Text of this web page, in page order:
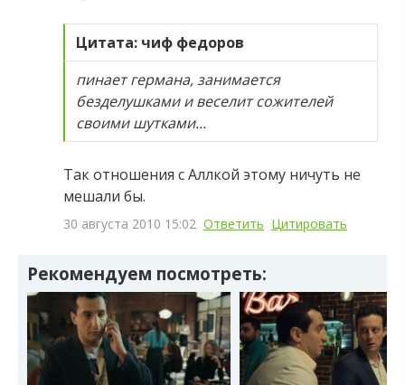
Цитата: чиф федоров
пинает германа, занимается
безделушками и веселит сожителей
своими шутками...
Так отношения с Аллкой этому ничуть не
мешали бы.
30 августа 2010 15:02 Ответить Цитировать
Рекомендуем посмотреть: